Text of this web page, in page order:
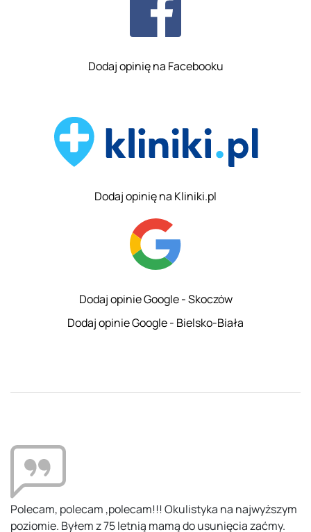
Dodaj opinię na Facebooku
Dodaj opinię na Kliniki.pl
Dodaj opinie Google - Skoczów
Dodaj opinie Google - Bielsko-Biała
Kompetentni ludzie, na odpowiednim miejscu. Zostałem
potraktowany z uwagą i zaangażowaniem. Problemów